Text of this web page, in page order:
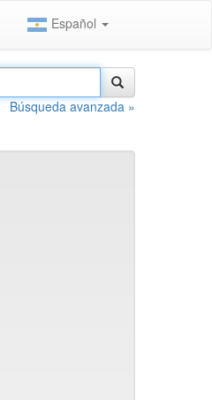
Español
Búsqueda avanzada »